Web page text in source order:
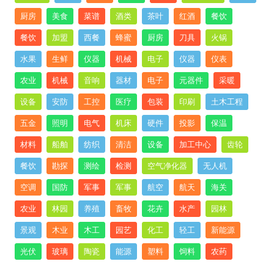
厨房 美食 菜谱 酒类 茶叶 红酒 餐饮
餐饮 加盟 西餐 蜂蜜 厨房 刀具 火锅
水果 生鲜 仪器 机械 电子 仪器 仪表
农业 机械 音响 器材 电子 元器件 采暖
设备 安防 工控 医疗 包装 印刷 土木工程
五金 照明 电气 机床 硬件 投影 保温
材料 船舶 纺织 清洁 设备 加工中心 齿轮
餐饮 勘探 测绘 检测 空气净化器 无人机
空调 国防 军事 军事 航空 航天 海关
农业 林园 养殖 畜牧 花卉 水产 园林
景观 木业 木工 园艺 化工 轻工 新能源
光伏 玻璃 陶瓷 能源 塑料 饲料 农药